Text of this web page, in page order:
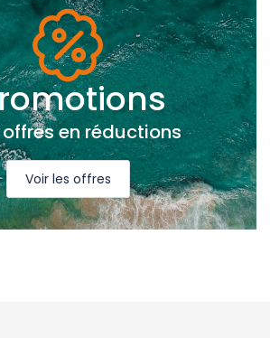
offres en réductions
Voir les offres